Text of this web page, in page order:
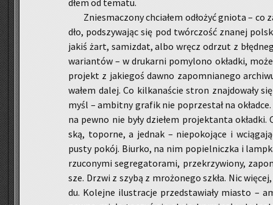
dłem od te­ma­tu.
Znie­sma­czo­ny chcia­łem odło­żyć gnio­ta –
dło, pod­szy­wa­jąc się pod twór­czość zna­nej
jakiś żart, sa­miz­dat, albo wręcz od­rzut z
wa­rian­tów – w dru­kar­ni po­my­lo­no okład­ki,
pro­jekt z ja­kie­goś dawno za­po­mnia­ne­go
wa­łem dalej. Co kil­ka­na­ście stron znaj­do­wa­ły
myśl – am­bit­ny gra­fik nie po­prze­stał na
na pewno nie były dzie­łem pro­jek­tan­ta
ską, to­por­ne, a jed­nak – nie­po­ko­ją­ce i
pusty pokój. Biur­ko, na nim po­piel­nicz­ka i
rzu­co­ny­mi se­gre­ga­to­ra­mi, prze­krzy­wio­ny,
sze. Drzwi z szybą z mro­żo­ne­go szkła. Nic
du. Ko­lej­ne ilu­stra­cje przed­sta­wia­ły mia­sto –